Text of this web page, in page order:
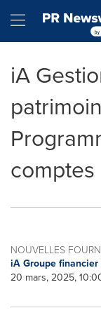
Hamburger
iA
NOUVELLES
iA Groupe financier
20 mars, 2025,